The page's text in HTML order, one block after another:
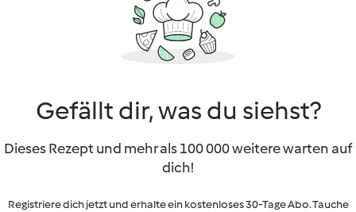
Gefällt dir, was du siehst?
Dieses Rezept und mehr als 100 000 weitere warten auf
dich!
Registriere dich jetzt und erhalte ein kostenloses 30-Tage Abo. Tauche